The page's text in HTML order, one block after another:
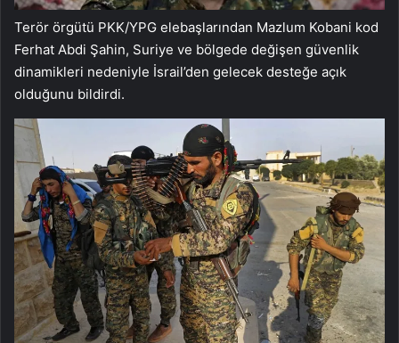
Terör örgütü PKK/YPG elebaşlarından Mazlum Kobani kod
Ferhat Abdi Şahin, Suriye ve bölgede değişen güvenlik
dinamikleri nedeniyle İsrail’den gelecek desteğe açık
olduğunu bildirdi.